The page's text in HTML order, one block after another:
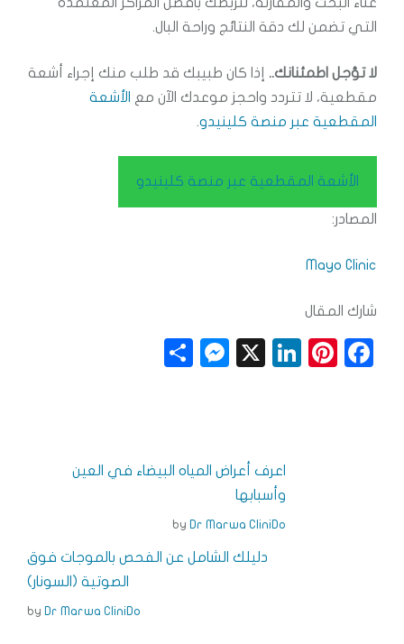
التي تضمن لك دقة النتائج وراحة البال.
لا تؤجل اطمئنانك.. إذا كان طبيبك قد طلب منك إجراء أشعة
مقطعية، لا تتردد واحجز موعدك الآن مع
الأشعة
المقطعية عبر منصة كلينيدو.
الأشعة المقطعية عبر منصة كلينيدو
المصادر:
Mayo Clinic
شارك المقال
F
Pi
Li
dI
n
X
M
n
e
r
e
اعرف أعراض المياه البيضاء في العين
وأسبابها
by Dr Marwa CliniDo
دليلك الشامل عن الفحص بالموجات فوق
الصوتية (السونار)
by Dr Marwa CliniDo